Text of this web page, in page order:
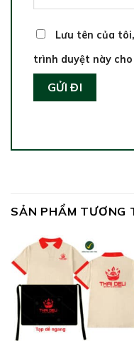
Lưu tên của
trình duyệt này
SẢN PHẨM TƯƠNG